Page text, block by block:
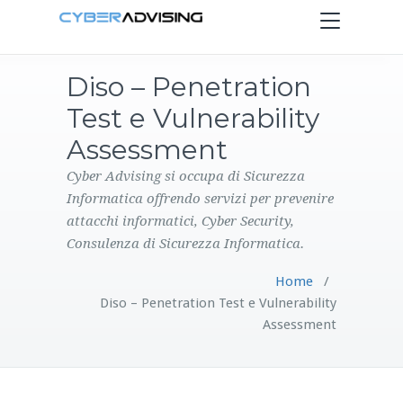
Toggle
navigation
PRODOTTI
CONTATTI
Diso – Penetration
Test e Vulnerability
Assessment
Cyber Advising si occupa di Sicurezza
Informatica offrendo servizi per prevenire
attacchi informatici, Cyber Security,
Consulenza di Sicurezza Informatica.
Home/
Diso – Penetration Test e Vulnerability
Assessment